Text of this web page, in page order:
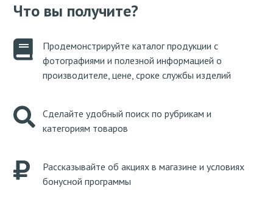
Что вы получите?
Продемонстрируйте каталог продукции с
фотографиями и полезной информацией о
производителе, цене, сроке службы изделий
Сделайте удобный поиск по рубрикам и
категориям товаров
Рассказывайте об акциях в магазине и условиях
бонусной программы